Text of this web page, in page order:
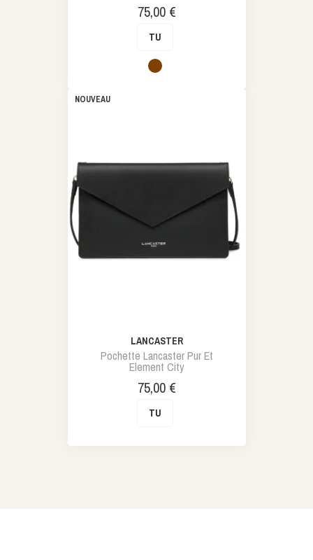
Prix
75,00 €
TU
Marron
LANCASTER
Pochette Lancaster Pur Et
Element City
Prix
75,00 €
TU
NOUVEAU